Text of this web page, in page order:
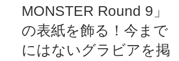
MONSTER Round 9」
の表紙を飾る！今まで
にはないグラビアを掲